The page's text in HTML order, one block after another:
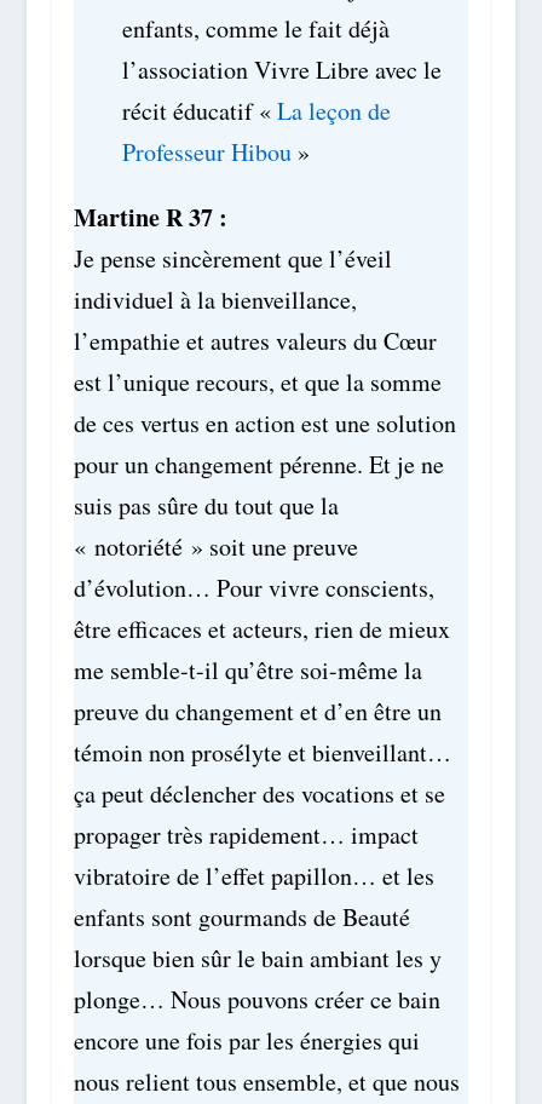
enfants, comme le fait déjà
l’association Vivre Libre avec le
récit éducatif «La leçon de
Professeur Hibou»
Martine R 37 :
Je pense sincèrement que l’éveil
individuel à la bienveillance,
l’empathie et autres valeurs du Cœur
est l’unique recours, et que la somme
de ces vertus en action est une solution
pour un changement pérenne. Et je ne
suis pas sûre du tout que la
« notoriété » soit une preuve
d’évolution… Pour vivre conscients,
être efficaces et acteurs, rien de mieux
me semble-t-il qu’être soi-même la
preuve du changement et d’en être un
témoin non prosélyte et bienveillant…
ça peut déclencher des vocations et se
propager très rapidement… impact
vibratoire de l’effet papillon… et les
enfants sont gourmands de Beauté
lorsque bien sûr le bain ambiant les y
plonge… Nous pouvons créer ce bain
encore une fois par les énergies qui
nous relient tous ensemble, et que nous